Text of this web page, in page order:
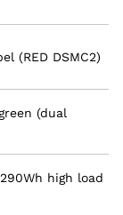
(RED DSMC2)
(dual
high load